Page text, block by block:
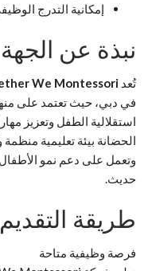
إمكانية التدرج
نبذة عن الجهة
تُعد We Montessori
في دبي، حيث تعتمد على
استقلالية الطفل وتعزيز
الحضانة بيئة تعليمية
وتعمل على دعم نمو
حديث.
طريقة التقديم
فرصة وظيفية متاحة